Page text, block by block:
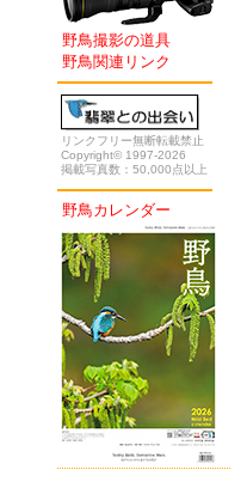
野鳥撮影の道具
野鳥関連リンク
リンクフリー無断転載禁止
Copyright© 1997-2026
掲載写真数：50,000点以上
野鳥カレンダー